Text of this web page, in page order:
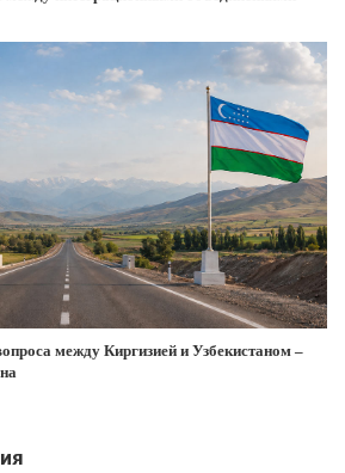
между Киргизией и Узбекистаном –